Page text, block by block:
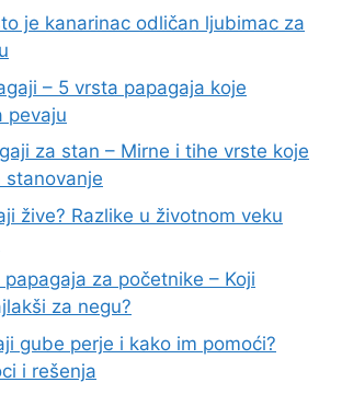
je kanarinac odličan ljubimac za
– 5 vrsta papagaja koje
pevaju
za stan – Mirne i tihe vrste koje
stanovanje
žive? Razlike u životnom veku
za početnike – Koji
za negu?
gube perje i kako im pomoći?
i rešenja